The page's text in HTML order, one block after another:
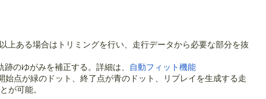
ある場合はトリミングを行い、走行データから必要な部分を抜
のゆがみを補正する。詳細は、
自動フィット機能
点が緑のドット、終了点が青のドット、リプレイを生成する走
が可能。